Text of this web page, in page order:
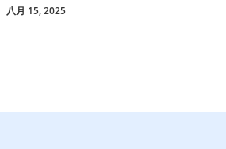
八月 15, 2025